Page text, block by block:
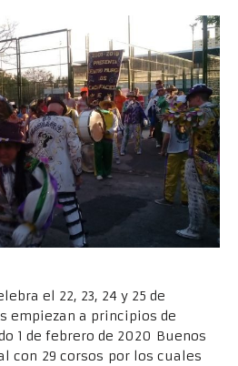
el 22, 23, 24 y 25 de
empiezan a principios de
1 de febrero de 2020 Buenos
con 29 corsos por los cuales